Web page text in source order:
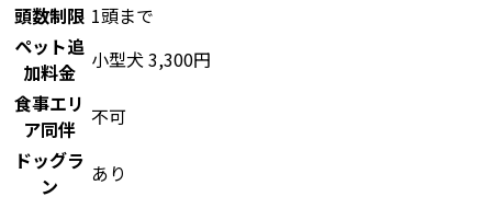
頭数制限 1頭まで
ペット追
加料金
小型犬 3,300円
食事エリ
ア同伴 不可
ドッグラ
ン
あり